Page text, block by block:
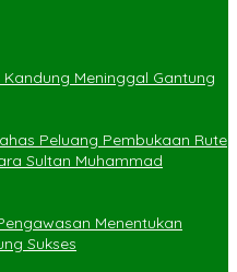
Meninggal Gantung
Peluang Pembukaan Rute
Sultan Muhammad
Menentukan
Sukses